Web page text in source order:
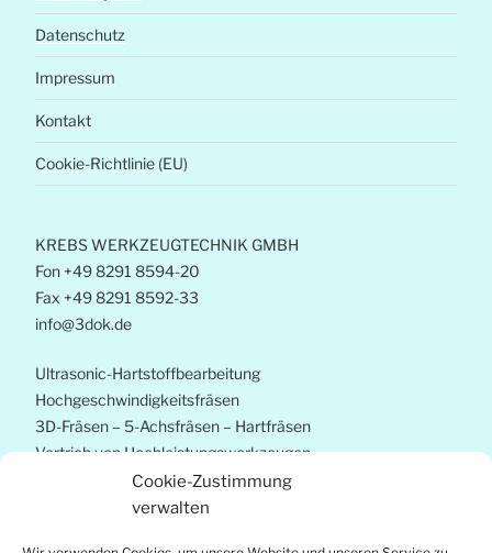
Cookie-Zustimmung
verwalten
Datenschutz
Impressum
Kontakt
Cookie-Richtlinie (EU)
KREBS WERKZEUGTECHNIK GMBH
Fon +49 8291 8594-20
Fax +49 8291 8592-33
info@3dok.de
Ultrasonic-Hartstoffbearbeitung
Hochgeschwindigkeitsfräsen
3D-Fräsen – 5-Achsfräsen – Hartfräsen
Vertrieb von Hochleistungswerkzeugen
Strategieberatung
Prozessoptimierung